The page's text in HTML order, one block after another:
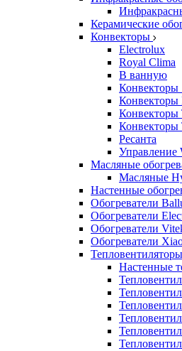
Керамические
Конвекторы
Electrolux
Royal Clima
В ванную
Конвекторы
Конвекторы
Конвекторы
Конвекторы
Ресанта
Управление
Масляные
Масляные
Настенные
Обогреватели
Обогреватели
Обогреватели
Обогреватели
Тепловентиляторы
Настенные